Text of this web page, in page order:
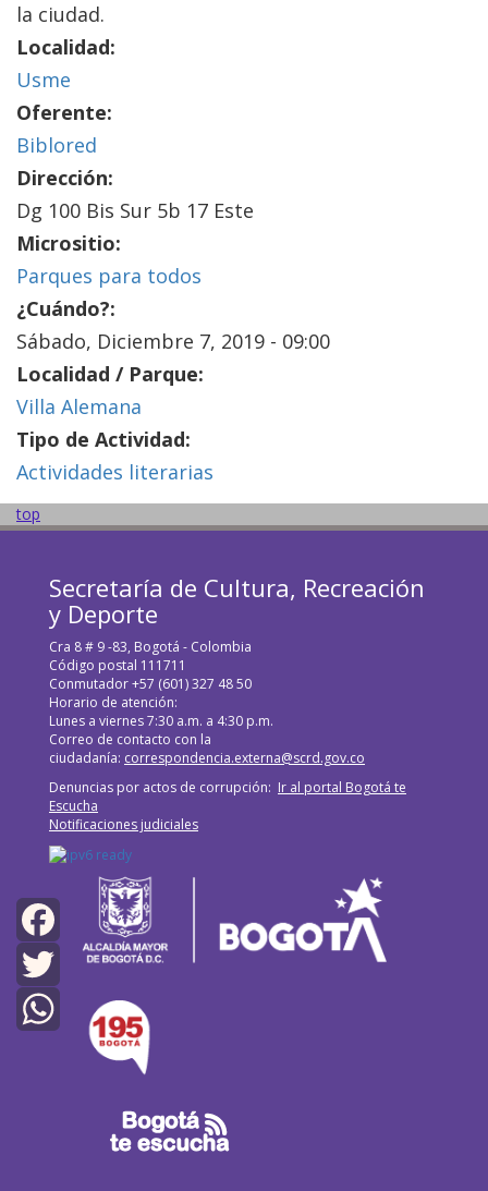
la ciudad.
Localidad:
Usme
Oferente:
Biblored
Dirección:
Dg 100 Bis Sur 5b 17 Este
Micrositio:
Parques para todos
¿Cuándo?:
Sábado, Diciembre 7, 2019 - 09:00
Localidad / Parque:
Villa Alemana
Tipo de Actividad:
Actividades literarias
Facebook
Twitter
top
Secretaría de Cultura, Recreación
y Deporte
Cra 8 # 9 -83, Bogotá - Colombia
Código postal 111711
Conmutador +57 (601) 327 48 50
Horario de atención:
Lunes a viernes 7:30 a.m. a 4:30 p.m.
Correo de contacto con la
ciudadanía: correspondencia.externa@scrd.gov.co
Denuncias por actos de corrupción: Ir al portal Bogotá te
Escucha
Notificaciones judiciales